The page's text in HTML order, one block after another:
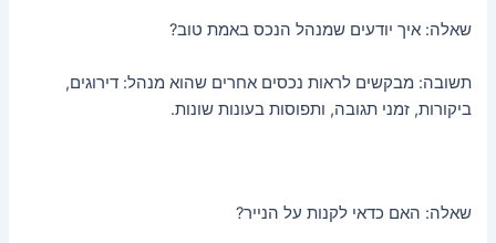
שאלה: איך יודעים שמנהל הנכס באמת טוב?
תשובה: מבקשים לראות נכסים אחרים שהוא מנהל: דירוגים,
ביקורות, זמני תגובה, ותפוסות בעונות שונות.
שאלה: האם כדאי לקנות על הנייר?